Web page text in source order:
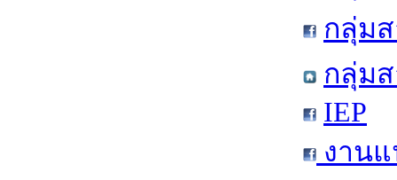
กลุ่ม
กลุ่ม
IEP
งาน